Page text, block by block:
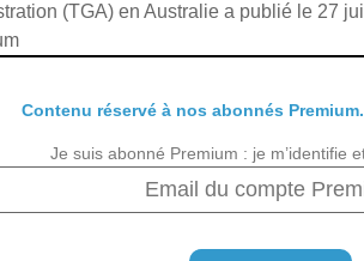
(TGA) en Australie a publié le 27
Contenu réservé à nos abonnés Premium.
Je suis abonné Premium : je m’identifie